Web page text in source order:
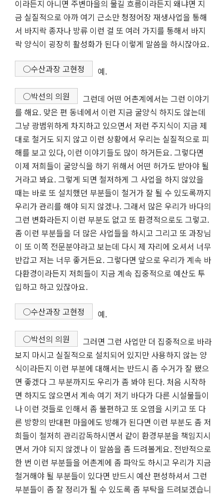
이라든지 아니면 주변마을의 물길 흐름이라든지 왜냐면 지
금 실질적으로 아까 여기 근소만 청정어장 재생사업을 통해
서 바지락 종자나 방류 이런 걸 또 여러 가지를 통해서 바지
락 양식이 굉장히 활성화가 된다 이렇게 말씀을 하시잖아요.
○수산과장 고현정 예.
○박선의 의원
그런데 어떤 어촌계에서는 그런 이야기
를 해요. 맞은 편 동네에서 이런 지금 굴양식 하지도 않는데
그냥 광범위하게 차지하고 있으면서 저런 주지식이 지금 제
대로 철거도 되지 않고 이런 상황에서 우리는 실질적으로 피
해를 보고 있다, 이런 이야기들도 많이 하거든요. 그렇다면
이제 저희들이 굴양식을 하기 위해서 어떤 허가도 받아야 될
거라고 봐요. 그렇게 되면 철저하게 그 사업을 하지 않았을
때는 바로 또 설치했던 부분들이 철거가 잘 될 수 있도록까지
우리가 관리를 해야 되지 않겠나. 그래서 많은 우리가 바다의
그런 변화라든지 이런 부분도 없고 또 환경적으로도 그렇고.
좀 이런 부분들을 더 많은 사업들을 하시고 그리고 또 과장님
이 또 이쪽 전문분야라고 보는데 다시 제 자리에 오셔서 너무
반갑고 저는 너무 좋거든요. 그렇다면 앞으로 우리가 계속 바
다환경이라든지 저희들이 지금 계속 집중적으로 예산도 투
입하고 하고 있잖아요.
○수산과장 고현정 예.
○박선의 의원
그러면 그런 사업만 더 집중적으로 바라
보지 마시고 실질적으로 설치되어 있지만 사용하지 않는 양
식이라든지 이런 부분에 대해서는 반드시 좀 수거가 잘 됐으
면 좋겠다 그 부분까지도 우리가 좀 봐야 된다. 처음 시작하
면 하지도 않으면서 계속 여기 저기 바다가 다른 시설물들이
나 이런 것들로 인해서 좀 불편하고 또 오염을 시키고 또 다
른 방향의 반대편 마을에도 방해가 된다면 이런 부분도 좀 저
희들이 철저히 관리감독하시면서 같이 환경부분을 책임지시
면서 가야 되지 않겠나 이 말씀을 좀 드려볼게요. 전반적으로
한 번 이런 부분들을 어촌계에 좀 파악도 하시고 우리가 지금
철거해야 될 부분들이 있다면 반드시 예산 편성하셔서 그런
부분들이 좀 잘 정리가 될 수 있도록 좀 부탁을 드려보겠습니